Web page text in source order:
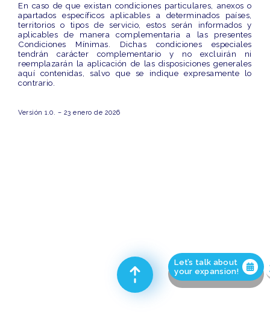
En caso de que existan condiciones particulares, anexos o
apartados específicos aplicables a determinados países,
territorios o tipos de servicio, estos serán informados y
aplicables de manera complementaria a las presentes
Condiciones Mínimas. Dichas condiciones especiales
tendrán carácter complementario y no excluirán ni
reemplazarán la aplicación de las disposiciones generales
aquí contenidas, salvo que se indique expresamente lo
contrario.
Versión 1.0. – 23 enero de 2026
Let’s talk about
your expansion!